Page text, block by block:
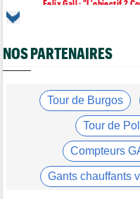
Felix Gall : "L'objectif ?
Tour de France Femmes
David Lappartient : "Le
Transfert
La Soudal Quick-Step
de 24 ans
NOS PARTENAIRES
Tour de Burgos
Tour de
Compteurs
Gants chauffants